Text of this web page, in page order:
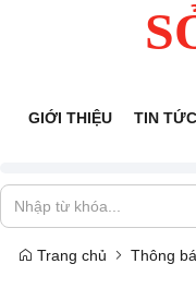
GIỚI THIỆU TIN TỨC
Trang chủ Thông